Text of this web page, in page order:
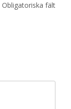
Obligatoriska fält